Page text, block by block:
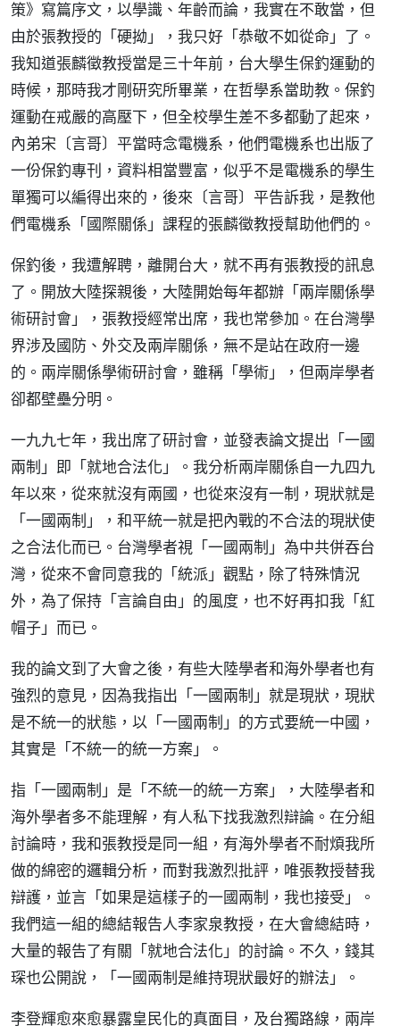
策》寫篇序文，以學識、年齡而論，我實在不敢當，但
由於張教授的「硬拗」，我只好「恭敬不如從命」了。
我知道張麟徵教授當是三十年前，台大學生保釣運動的
時候，那時我才剛研究所畢業，在哲學系當助教。保釣
運動在戒嚴的高壓下，但全校學生差不多都動了起來，
內弟宋〔言哥〕平當時念電機系，他們電機系也出版了
一份保釣專刊，資料相當豐富，似乎不是電機系的學生
單獨可以編得出來的，後來〔言哥〕平告訴我，是教他
們電機系「國際關係」課程的張麟徵教授幫助他們的。
保釣後，我遭解聘，離開台大，就不再有張教授的訊息
了。開放大陸探親後，大陸開始每年都辦「兩岸關係學
術研討會」，張教授經常出席，我也常參加。在台灣學
界涉及國防、外交及兩岸關係，無不是站在政府一邊
的。兩岸關係學術研討會，雖稱「學術」，但兩岸學者
卻都壁壘分明。
一九九七年，我出席了研討會，並發表論文提出「一國
兩制」即「就地合法化」。我分析兩岸關係自一九四九
年以來，從來就沒有兩國，也從來沒有一制，現狀就是
「一國兩制」，和平統一就是把內戰的不合法的現狀使
之合法化而已。台灣學者視「一國兩制」為中共併吞台
灣，從來不會同意我的「統派」觀點，除了特殊情況
外，為了保持「言論自由」的風度，也不好再扣我「紅
帽子」而已。
我的論文到了大會之後，有些大陸學者和海外學者也有
強烈的意見，因為我指出「一國兩制」就是現狀，現狀
是不統一的狀態，以「一國兩制」的方式要統一中國，
其實是「不統一的統一方案」。
指「一國兩制」是「不統一的統一方案」，大陸學者和
海外學者多不能理解，有人私下找我激烈辯論。在分組
討論時，我和張教授是同一組，有海外學者不耐煩我所
做的綿密的邏輯分析，而對我激烈批評，唯張教授替我
辯護，並言「如果是這樣子的一國兩制，我也接受」。
我們這一組的總結報告人李家泉教授，在大會總結時，
大量的報告了有關「就地合法化」的討論。不久，錢其
琛也公開說，「一國兩制是維持現狀最好的辦法」。
李登輝愈來愈暴露皇民化的真面目，及台獨路線，兩岸